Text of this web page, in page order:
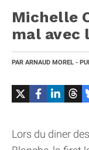
Michelle
mal avec
PAR ARNAUD MOREL -
Lors du diner